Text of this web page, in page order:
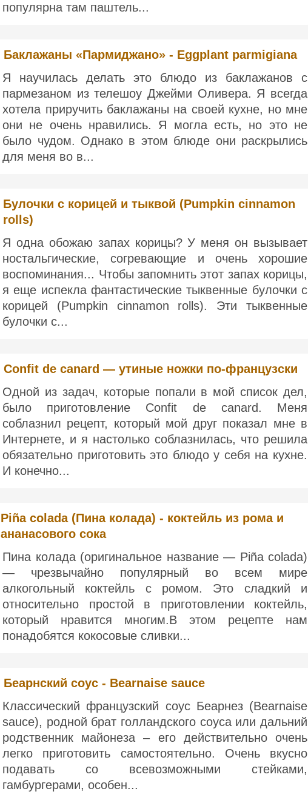
популярна там паштель...
Баклажаны «Пармиджано» - Eggplant parmigiana
Я научилась делать это блюдо из баклажанов с
пармезаном из телешоу Джейми Оливера. Я всегда
хотела приручить баклажаны на своей кухне, но мне
они не очень нравились. Я могла есть, но это не
было чудом. Однако в этом блюде они раскрылись
для меня во в...
Булочки с корицей и тыквой (Pumpkin cinnamon
rolls)
Я одна обожаю запах корицы? У меня он вызывает
ностальгические, согревающие и очень хорошие
воспоминания... Чтобы запомнить этот запах корицы,
я еще испекла фантастические тыквенные булочки с
корицей (Pumpkin cinnamon rolls). Эти тыквенные
булочки с...
Confit de canard — утиные ножки по-французски
Одной из задач, которые попали в мой список дел,
было приготовление Confit de canard. Меня
соблазнил рецепт, который мой друг показал мне в
Интернете, и я настолько соблазнилась, что решила
обязательно приготовить это блюдо у себя на кухне.
И конечно...
Piña colada (Пина колада) - коктейль из рома и
ананасового сока
Пина колада (оригинальное название — Piña colada)
— чрезвычайно популярный во всем мире
алкогольный коктейль с ромом. Это сладкий и
относительно простой в приготовлении коктейль,
который нравится многим.В этом рецепте нам
понадобятся кокосовые сливки...
Беарнский соус - Bearnaise sauce
Классический французский соус Беарнез (Bearnaise
sauce), родной брат голландского соуса или дальний
родственник майонеза – его действительно очень
легко приготовить самостоятельно. Очень вкусно
подавать со всевозможными стейками,
гамбургерами, особен...